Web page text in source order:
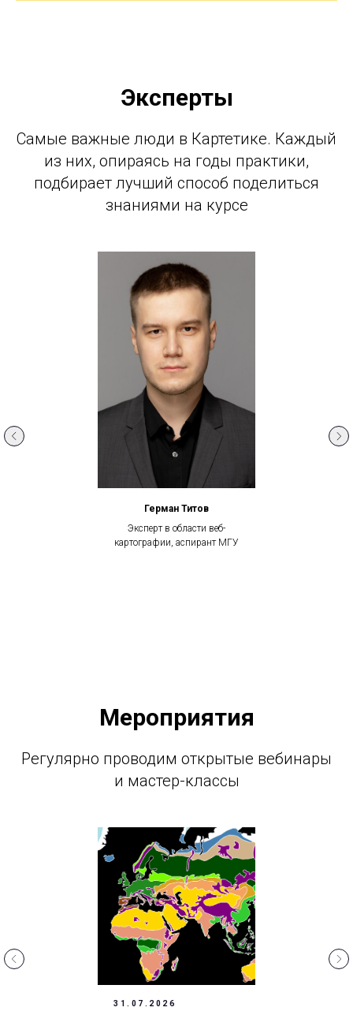
Эксперты
Самые важные люди в Картетике. Каждый
из них, опираясь на годы практики,
подбирает лучший способ поделиться
знаниями на курсе
Герман Титов
Эксперт в области веб-
картографии, аспирант МГУ
Мероприятия
Регулярно проводим открытые вебинары
и мастер-классы
31.07.2026